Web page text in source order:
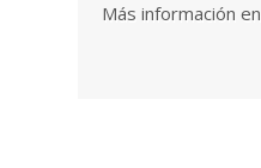
Más información en